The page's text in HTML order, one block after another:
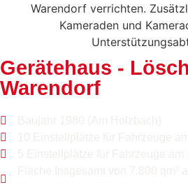
Warendorf verrichten.
Kameraden und
Gerätehaus -
Warendorf